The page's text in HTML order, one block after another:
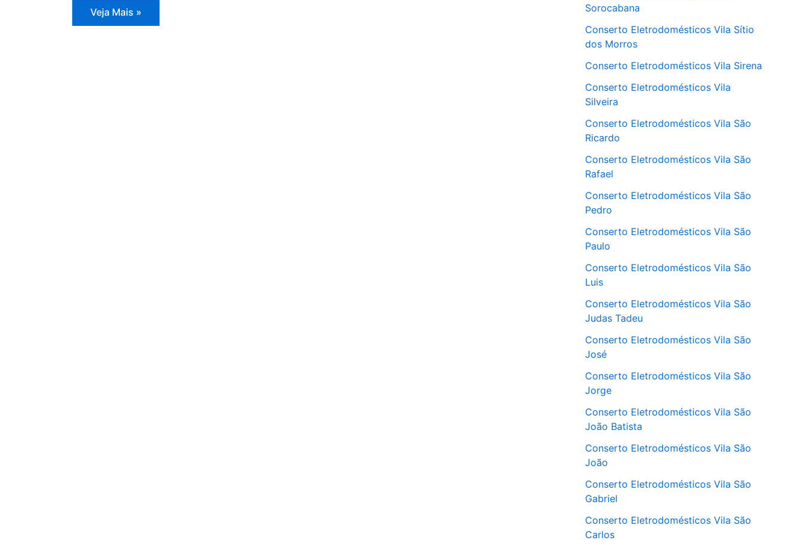
Assistência
Técnica
Veja Mais »
Sorocabana
Conserto Eletrodomésticos Vila Sítio
dos Morros
Conserto Eletrodomésticos Vila Sirena
Conserto Eletrodomésticos Vila
Silveira
Conserto Eletrodomésticos Vila São
Ricardo
Conserto Eletrodomésticos Vila São
Rafael
Conserto Eletrodomésticos Vila São
Pedro
Conserto Eletrodomésticos Vila São
Paulo
Conserto Eletrodomésticos Vila São
Luis
Conserto Eletrodomésticos Vila São
Judas Tadeu
Conserto Eletrodomésticos Vila São
José
Conserto Eletrodomésticos Vila São
Jorge
Conserto Eletrodomésticos Vila São
João Batista
Conserto Eletrodomésticos Vila São
João
Conserto Eletrodomésticos Vila São
Gabriel
Conserto Eletrodomésticos Vila São
Carlos